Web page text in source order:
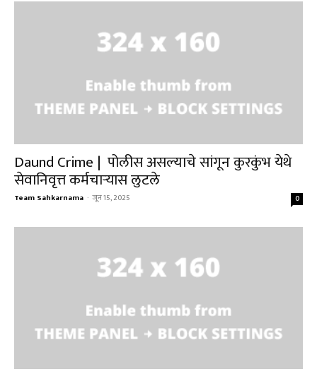
Daund Crime | पोलीस असल्याचे सांगून कुरकुंभ येथे
सेवानिवृत्त कर्मचाऱ्यास लुटले
Team Sahkarnama - जून 15, 2025 0